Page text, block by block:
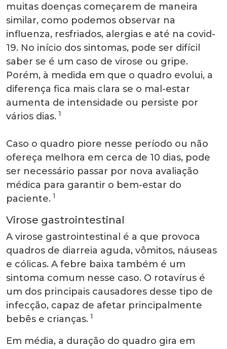
muitas doenças começarem de maneira
similar, como podemos observar na
influenza, resfriados, alergias e até na covid-
19. No início dos sintomas, pode ser difícil
saber se é um caso de virose ou gripe.
Porém, à medida em que o quadro evolui, a
diferença fica mais clara se o mal-estar
aumenta de intensidade ou persiste por
vários dias. 1
Caso o quadro piore nesse período ou não
ofereça melhora em cerca de 10 dias, pode
ser necessário passar por nova avaliação
médica para garantir o bem-estar do
paciente. 1
Virose gastrointestinal
A virose gastrointestinal é a que provoca
quadros de diarreia aguda, vômitos, náuseas
e cólicas. A febre baixa também é um
sintoma comum nesse caso. O rotavírus é
um dos principais causadores desse tipo de
infecção, capaz de afetar principalmente
bebês e crianças. 1
Em média, a duração do quadro gira em